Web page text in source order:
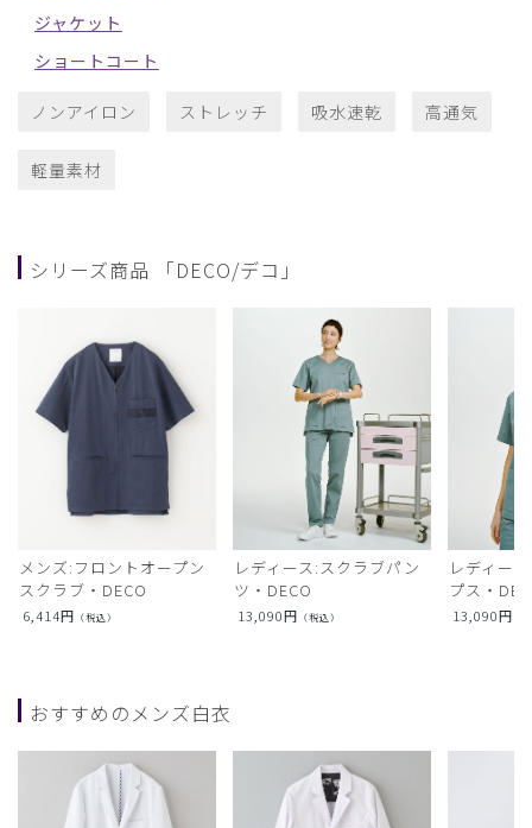
ジャケット
ショートコート
ノンアイロン ストレッチ 吸水速乾 高通気
軽量素材
シリーズ商品 「DECO/デコ」
メンズ:フロントオープン
スクラブ・DECO
6,414円 （税込）
レディース:スクラブパン
ツ・DECO
13,090円 （税込）
レディー
プス・
13,090円
おすすめのメンズ白衣